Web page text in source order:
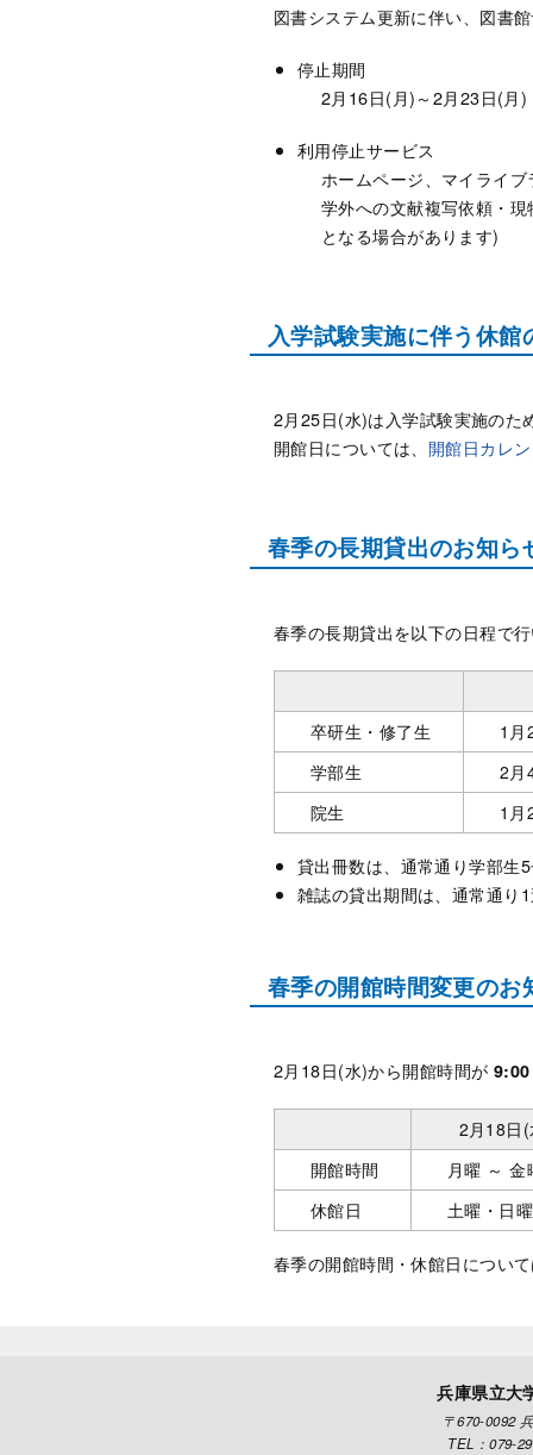
図書システム更新に伴い、図書
停止期間
2月16日(月)～2月23日(月)
利用停止サービス
ホームページ、マイライ
学外への文献複写依頼・
となる場合があります)
入学試験実施に伴う休館
2月25日(水)は入学試験実施のた
開館日については、 開館日カレ
春季の長期貸出のお知
春季の長期貸出を以下の日程で
卒研生・修了生
1月
学部生
2月
院生
1月
貸出冊数は、通常通り学部生
雑誌の貸出期間は、通常通り
春季の開館時間変更のお
2月18日(水)から開館時間が
2月18日
開館時間
月曜 ～
休館日
土曜・日
春季の開館時間・休館日につい
兵庫県立大
〒670-0092
TEL：079-